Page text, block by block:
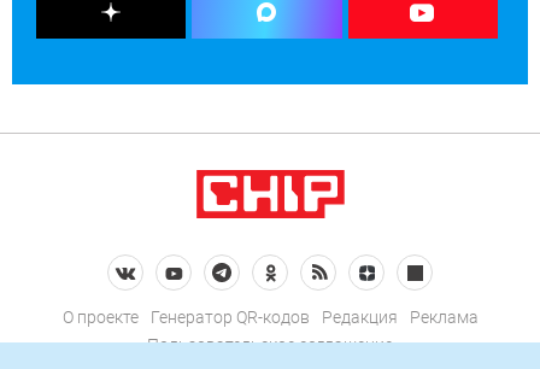
О проекте Генератор QR-кодов Редакция
Реклама
Пользовательское соглашение